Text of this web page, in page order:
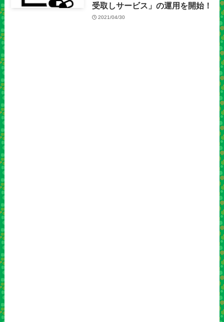
受取しサービス」の運用を開始！
2021/04/30